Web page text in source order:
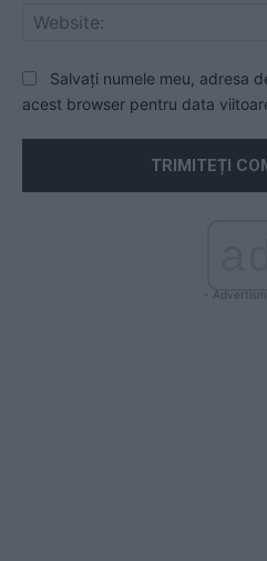
Salvați numele meu, adresa
acest browser pentru data
-